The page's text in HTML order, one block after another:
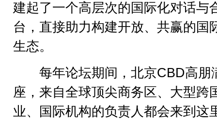
建起了一个高层次的国际化对话与
台，直接助力构建开放、共赢的国
生态。
每年论坛期间，北京CBD高朋
座，来自全球顶尖商务区、大型跨
业、国际机构的负责人都会来到这